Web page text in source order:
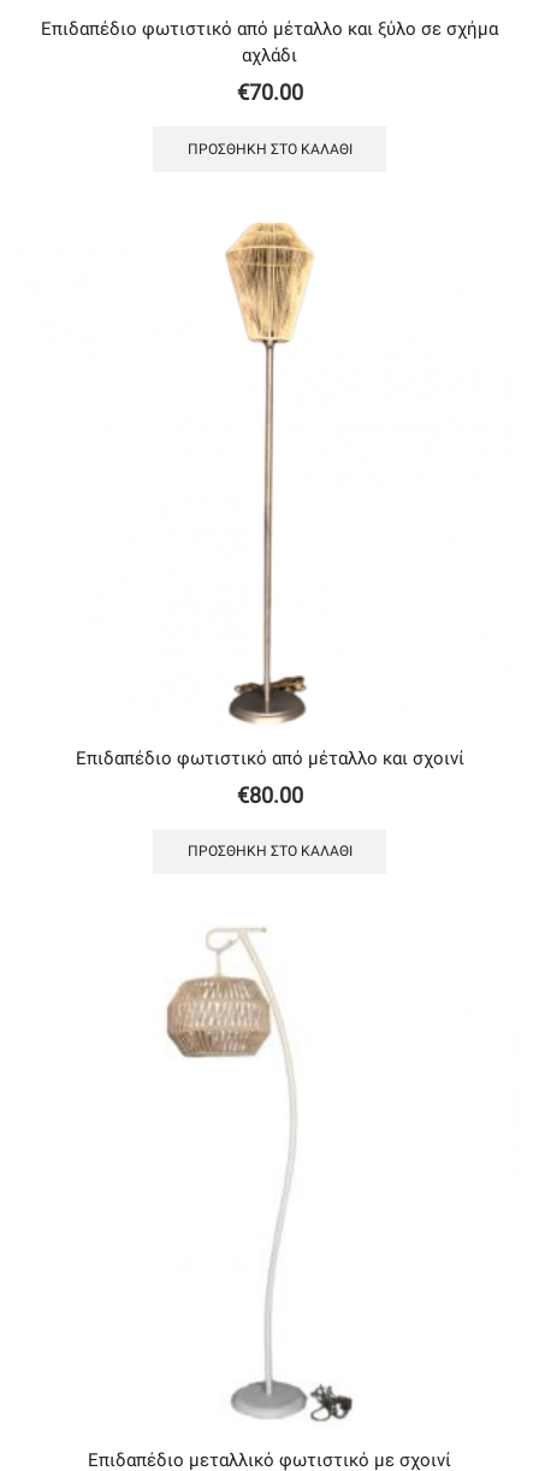
Επιδαπέδιο φωτιστικό από μέταλλο και ξύλο σε σχήμα
αχλάδι
€70.00
ΠΡΟΣΘΉΚΗ ΣΤΟ ΚΑΛΆΘΙ
Επιδαπέδιο φωτιστικό από μέταλλο και σχοινί
€80.00
ΠΡΟΣΘΉΚΗ ΣΤΟ ΚΑΛΆΘΙ
Επιδαπέδιο μεταλλικό φωτιστικό με σχοινί